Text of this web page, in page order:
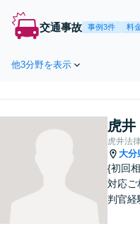
交通事故 事例3件 料
他3分野を表示
虎井
虎井法
大分
{初回
対応ご
判官経